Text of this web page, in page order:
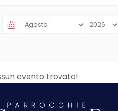
evento trovato!